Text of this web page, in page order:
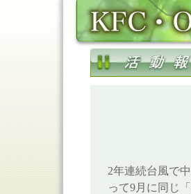
2年連続台風で
って9月に同じ